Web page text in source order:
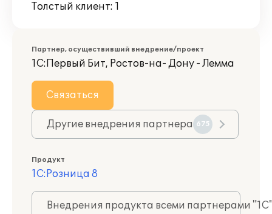
Толстый клиент: 1
Партнер, осуществивший внедрение/проект
1С:Первый Бит, Ростов-на- Дону - Лемма
Связаться
Другие внедрения партнера 675
Продукт
1С:Розница 8
Внедрения продукта всеми партнерами